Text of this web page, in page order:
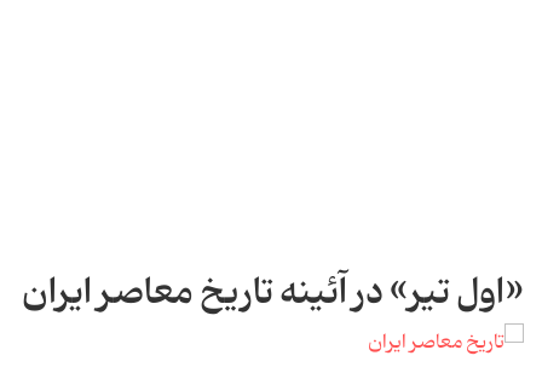
«اول تیر» در آئینه تاریخ معاصر ایران